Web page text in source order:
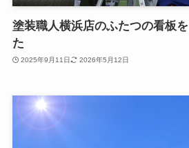
塗装職人横浜店のふたつの看板
た
2025年9月11日 2026年5月12日